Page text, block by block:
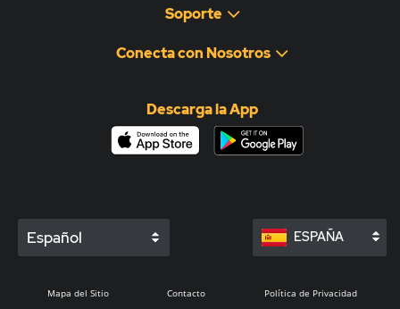
Soporte
Conecta con Nosotros
Descarga la App
Español ESPAÑA
Mapa del Sitio Contacto Política de Privacidad